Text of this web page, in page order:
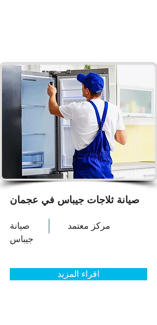
صيانة ثلاجات جيباس في عجمان
صيانة
جيباس
مركز معتمد
اقراء المزيد